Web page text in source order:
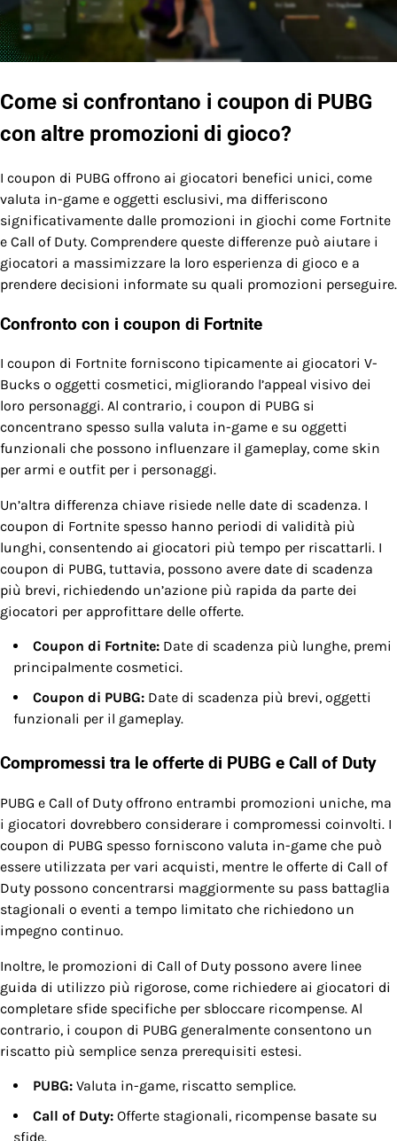
Come si confrontano i coupon di PUBG
con altre promozioni di gioco?
I coupon di PUBG offrono ai giocatori benefici unici, come
valuta in-game e oggetti esclusivi, ma differiscono
significativamente dalle promozioni in giochi come Fortnite
e Call of Duty. Comprendere queste differenze può aiutare i
giocatori a massimizzare la loro esperienza di gioco e a
prendere decisioni informate su quali promozioni perseguire.
Confronto con i coupon di Fortnite
I coupon di Fortnite forniscono tipicamente ai giocatori V-
Bucks o oggetti cosmetici, migliorando l’appeal visivo dei
loro personaggi. Al contrario, i coupon di PUBG si
concentrano spesso sulla valuta in-game e su oggetti
funzionali che possono influenzare il gameplay, come skin
per armi e outfit per i personaggi.
Un’altra differenza chiave risiede nelle date di scadenza. I
coupon di Fortnite spesso hanno periodi di validità più
lunghi, consentendo ai giocatori più tempo per riscattarli. I
coupon di PUBG, tuttavia, possono avere date di scadenza
più brevi, richiedendo un’azione più rapida da parte dei
giocatori per approfittare delle offerte.
Coupon di Fortnite: Date di scadenza più lunghe, premi
principalmente cosmetici.
Coupon di PUBG: Date di scadenza più brevi, oggetti
funzionali per il gameplay.
Compromessi tra le offerte di PUBG e Call of Duty
PUBG e Call of Duty offrono entrambi promozioni uniche, ma
i giocatori dovrebbero considerare i compromessi coinvolti. I
coupon di PUBG spesso forniscono valuta in-game che può
essere utilizzata per vari acquisti, mentre le offerte di Call of
Duty possono concentrarsi maggiormente su pass battaglia
stagionali o eventi a tempo limitato che richiedono un
impegno continuo.
Inoltre, le promozioni di Call of Duty possono avere linee
guida di utilizzo più rigorose, come richiedere ai giocatori di
completare sfide specifiche per sbloccare ricompense. Al
contrario, i coupon di PUBG generalmente consentono un
riscatto più semplice senza prerequisiti estesi.
PUBG: Valuta in-game, riscatto semplice.
Call of Duty: Offerte stagionali, ricompense basate su
sfide.